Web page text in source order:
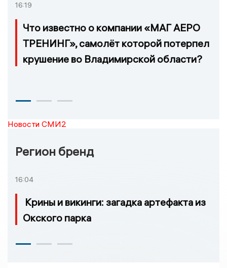
16:19
Что известно о компании «МАГ АЕРО
ТРЕНИНГ», самолёт которой потерпел
крушение во Владимирской области?
Новости СМИ2
Регион бренд
16:04
Крины и викинги: загадка артефакта из
Окского парка